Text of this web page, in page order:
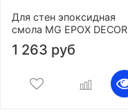
Для стен эпоксидная
смола MG EPOX DECOR
1 263 руб